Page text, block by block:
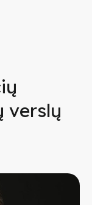
verslų